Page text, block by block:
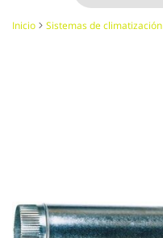
Inicio Sistemas de climatización